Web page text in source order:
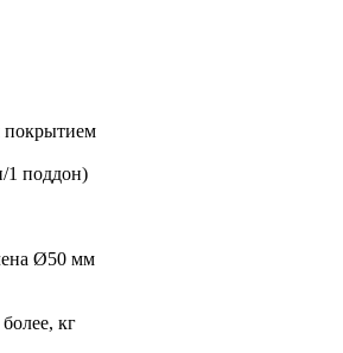
покрытием
1 поддон)
Ø50 мм
кг